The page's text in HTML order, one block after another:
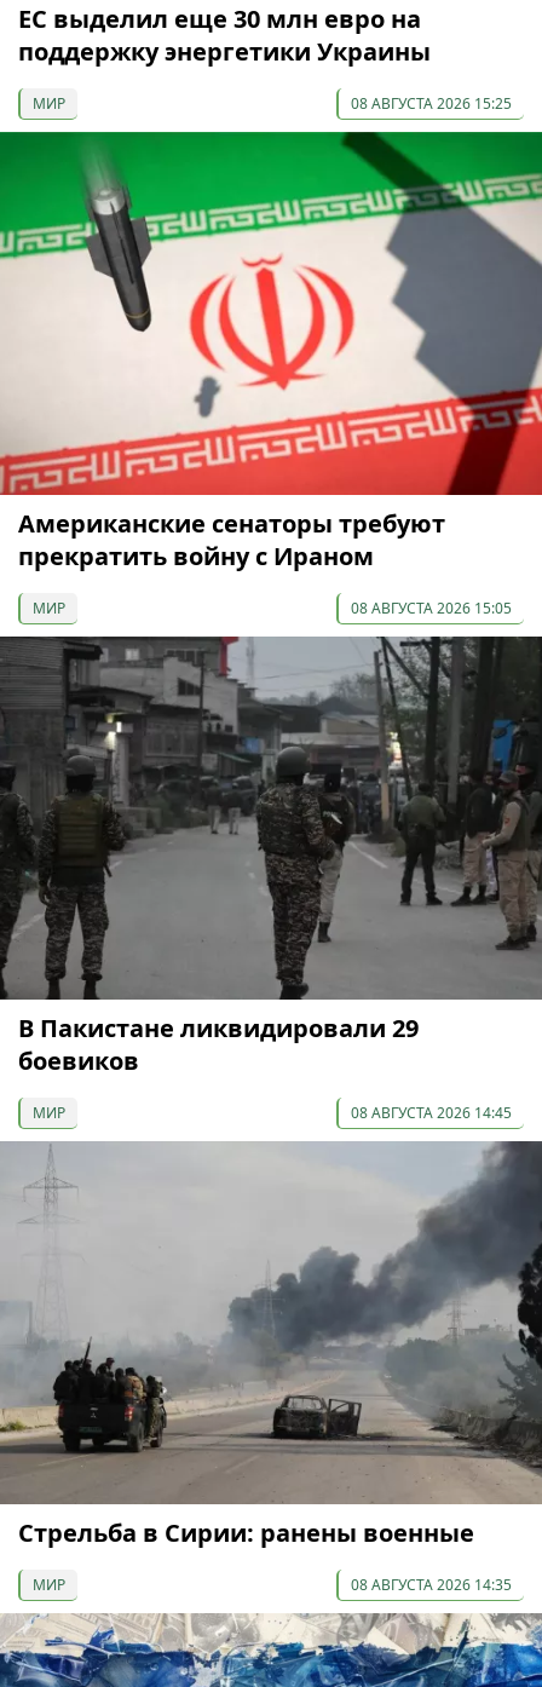
ЕС выделил еще 30 млн евро на
поддержку энергетики Украины
МИР 08 АВГУСТА 2026 15:25
Американские сенаторы требуют
прекратить войну с Ираном
МИР 08 АВГУСТА 2026 15:05
В Пакистане ликвидировали 29
боевиков
МИР 08 АВГУСТА 2026 14:45
Стрельба в Сирии: ранены военные
МИР 08 АВГУСТА 2026 14:35